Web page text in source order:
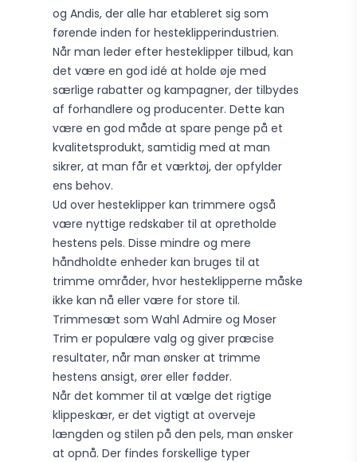
og Andis, der alle har etableret sig som
førende inden for hesteklipperindustrien.
Når man leder efter hesteklipper tilbud, kan
det være en god idé at holde øje med
særlige rabatter og kampagner, der tilbydes
af forhandlere og producenter. Dette kan
være en god måde at spare penge på et
kvalitetsprodukt, samtidig med at man
sikrer, at man får et værktøj, der opfylder
ens behov.
Ud over hesteklipper kan trimmere også
være nyttige redskaber til at opretholde
hestens pels. Disse mindre og mere
håndholdte enheder kan bruges til at
trimme områder, hvor hesteklipperne måske
ikke kan nå eller være for store til.
Trimmesæt som Wahl Admire og Moser
Trim er populære valg og giver præcise
resultater, når man ønsker at trimme
hestens ansigt, ører eller fødder.
Når det kommer til at vælge det rigtige
klippeskær, er det vigtigt at overveje
længden og stilen på den pels, man ønsker
at opnå. Der findes forskellige typer